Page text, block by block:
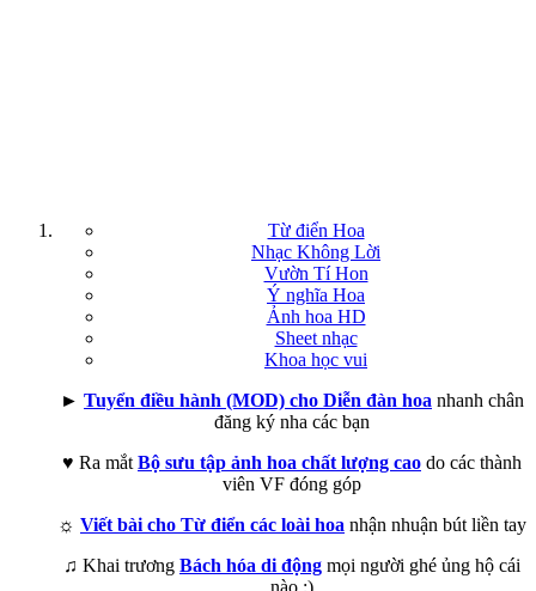
Từ điển Hoa
Nhạc Không Lời
Vườn Tí Hon
Ý nghĩa Hoa
Ảnh hoa HD
Sheet nhạc
Khoa học vui
► Tuyển điều hành (MOD) cho Diễn đàn hoa nhanh chân
đăng ký nha các bạn
♥ Ra mắt Bộ sưu tập ảnh hoa chất lượng cao do các thành
viên VF đóng góp
☼ Viết bài cho Từ điển các loài hoa nhận nhuận bút liền tay
♫ Khai trương Bách hóa di động mọi người ghé ủng hộ cái
nào :)